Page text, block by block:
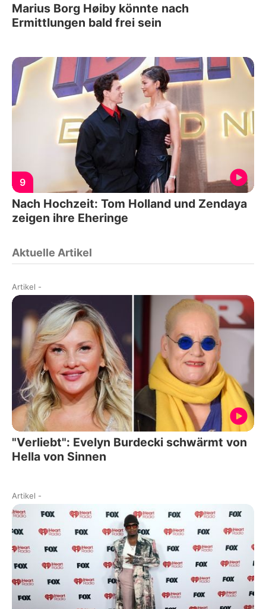
Marius Borg Høiby könnte nach
Ermittlungen bald frei sein
9
Nach Hochzeit: Tom Holland und Zendaya
zeigen ihre Eheringe
Aktuelle Artikel
Artikel -
"Verliebt": Evelyn Burdecki schwärmt von
Hella von Sinnen
Artikel -